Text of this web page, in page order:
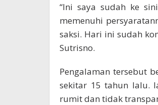
“Ini saya sudah ke
memenuhi
saksi. Hari ini sudah
Sutrisno.
Pengalaman tersebut
sekitar 15 tahun lalu.
rumit dan tidak